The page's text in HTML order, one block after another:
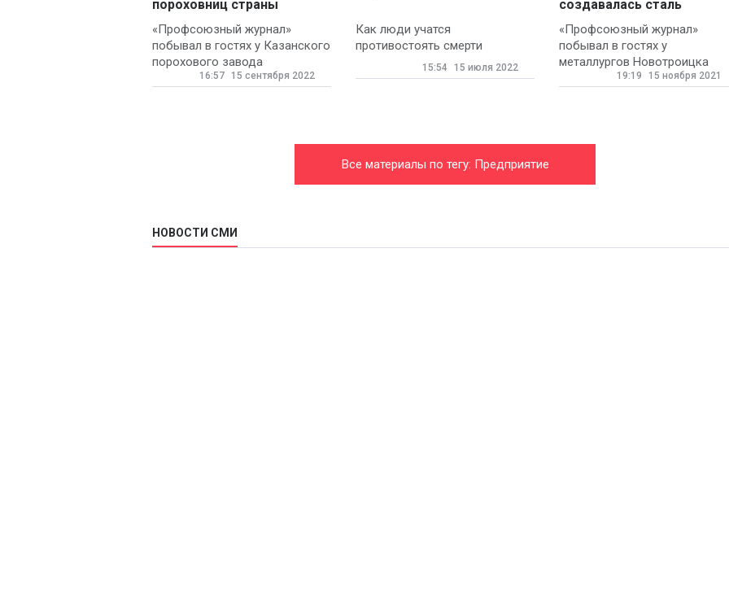
пороховниц страны
«Профсоюзный журнал»
побывал в гостях у Казанского
порохового завода
16:57 15 сентября 2022
Как люди учатся
противостоять смерти
15:54 15 июля 2022
создавалась сталь
«Профсоюзный журнал»
побывал в гостях у
металлургов Новотроицка
19:19 15 ноября 2021
Все материалы по тегу: Предприятие
НОВОСТИ СМИ